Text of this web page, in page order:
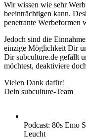
Wir wissen wie sehr
beeinträchtigen kann.
penetrante Werbeformen
Jedoch sind die
einzige Möglichkeit Dir
Dir subculture.de gefällt
möchtest, deaktiviere
Vielen Dank dafür!
Dein subculture-Team
Podcast: 80s Emo
Leucht